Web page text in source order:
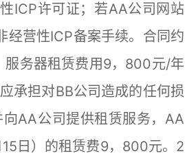
ICP许可证；若AA公司网站
经营性ICP备案手续。合同约
服务器租赁费用9，800元/年
承担对BB公司造成的任何损
AA公司提供租赁服务，AA
日）的租赁费9，800元。2